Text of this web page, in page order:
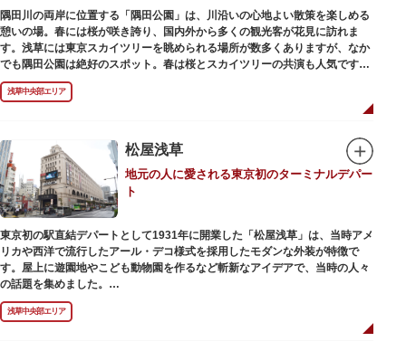
日本を訪れる海外ツーリストにも優しい印象を与えています。
隅田川の両岸に位置する「隅田公園」は、川沿いの心地よい散策を楽しめる
憩いの場。春には桜が咲き誇り、国内外から多くの観光客が花見に訪れま
す。浅草には東京スカイツリーを眺められる場所が数多くありますが、なか
でも隅田公園は絶好のスポット。春は桜とスカイツリーの共演も人気です。
川沿いにある「隅田公園オープンカフェ」は、店舗の一部を屋外にした開放
的なカフェ・レストラン。綺麗な景色を眺めながら、コーヒー片手にのんび
りと過ごしても良いですね。また、クジラの滑り台が目印の「遊具広場」は
身体を動かせます。
隅田川橋梁に設置された全長約160mの「すみだリバーウォーク」は、東京
スカイツリーまでの最短距離ルートのひとつ。歩道橋の途中にあるガラス床
から隅田川を見下ろしたり、すぐ横を走る電車の迫力を楽しんだり、隅田川
散策にいかがでしょうか。
浅草中央部エリア
松屋浅草
地元の人に愛される東京初のターミナルデパー
ト
東京初の駅直結デパートとして1931年に開業した「松屋浅草」は、当時アメ
リカや西洋で流行したアール・デコ様式を採用したモダンな外装が特徴で
す。屋上に遊園地やこども動物園を作るなど斬新なアイデアで、当時の人々
の話題を集めました。
現在は、B1階から地上3階までが松屋浅草の売り場。2012年のリニューアル
で建設当時のシンボル・大時計も復活し、昭和の面影を残す百貨店は今でも
人々に親しまれています。地上1階は 浅草らしい下町銘菓をはじめ、全国か
浅草中央部エリア